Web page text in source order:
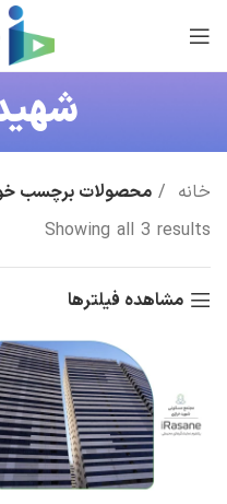
خانه
محصولات برچسب
Showing all 3 results
مشاهده فیلترها